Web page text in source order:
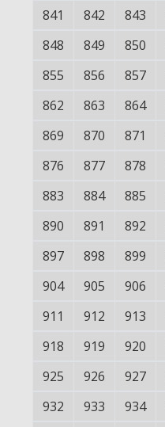
841 842 843
848
849 850
855
856 857
862
863 864
869
870 871
876
877 878
883
884 885
890
891 892
897
898 899
904
905 906
911
912 913
918
919 920
925
926 927
932
933 934